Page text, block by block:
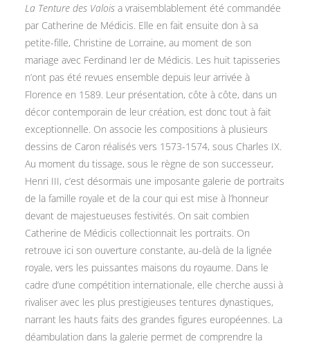
La Tenture des Valois a vraisemblablement été commandée
par Catherine de Médicis. Elle en fait ensuite don à sa
petite-fille, Christine de Lorraine, au moment de son
mariage avec Ferdinand Ier de Médicis. Les huit tapisseries
n’ont pas été revues ensemble depuis leur arrivée à
Florence en 1589. Leur présentation, côte à côte, dans un
décor contemporain de leur création, est donc tout à fait
exceptionnelle. On associe les compositions à plusieurs
dessins de Caron réalisés vers 1573-1574, sous Charles IX.
Au moment du tissage, sous le règne de son successeur,
Henri III, c’est désormais une imposante galerie de portraits
de la famille royale et de la cour qui est mise à l’honneur
devant de majestueuses festivités. On sait combien
Catherine de Médicis collectionnait les portraits. On
retrouve ici son ouverture constante, au-delà de la lignée
royale, vers les puissantes maisons du royaume. Dans le
cadre d’une compétition internationale, elle cherche aussi à
rivaliser avec les plus prestigieuses tentures dynastiques,
narrant les hauts faits des grandes figures européennes. La
déambulation dans la galerie permet de comprendre la